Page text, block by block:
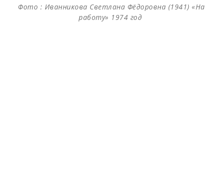
Фото : Иванникова Светлана Фёдоровна (1941) «На
работу» 1974 год